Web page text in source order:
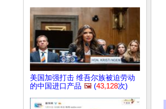
美国加强打击 维吾尔族被迫劳动
的中国进口产品 🖼️ (43,128次)